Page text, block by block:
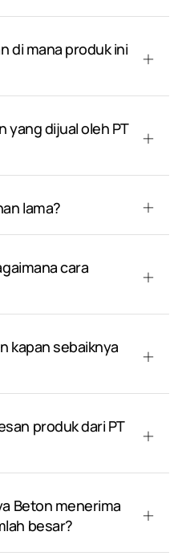
di mana produk ini
yang dijual oleh PT
lama?
cara
kapan sebaiknya
produk dari PT
Beton menerima
besar?